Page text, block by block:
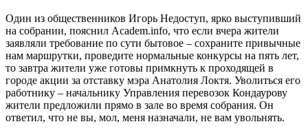
Один из общественников Игорь Недоступ, ярко выступивший
на собрании, пояснил Academ.info, что если вчера жители
заявляли требование по сути бытовое – сохраните привычные
нам маршрутки, проведите нормальные конкурсы на пять лет,
то завтра жители уже готовы примкнуть к проходящей в
городе акции за отставку мэра Анатолия Локтя. Уволиться его
работнику – начальнику Управления перевозок Кондаурову
жители предложили прямо в зале во время собрания. Он
ответил, что не вы, мол, меня назначали, не вам увольнять.